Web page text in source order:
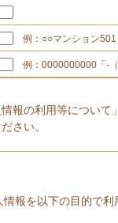
例：○○マンション501
例：0000000000「-（
報の利用等について
さい。
報を以下の目的で利